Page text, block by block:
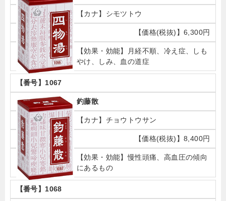
シモツトウ
6,300円
月経不順、冷え症、しも
やけ、しみ、血の道症
1067
釣藤散
チョウトウサン
8,400円
慢性頭痛、高血圧の傾向
にあるもの
1068